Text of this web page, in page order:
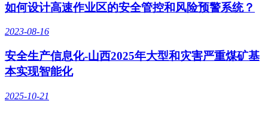
如何设计高速作业区的安全管控和风险预警系统？
2023-08-16
安全生产信息化-山西2025年大型和灾害严重煤矿基
本实现智能化
2025-10-21